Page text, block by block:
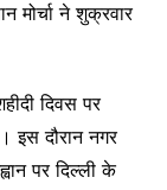
मोर्चा ने शुक्रवार
दिवस पर
इस दौरान नगर
पर दिल्ली के